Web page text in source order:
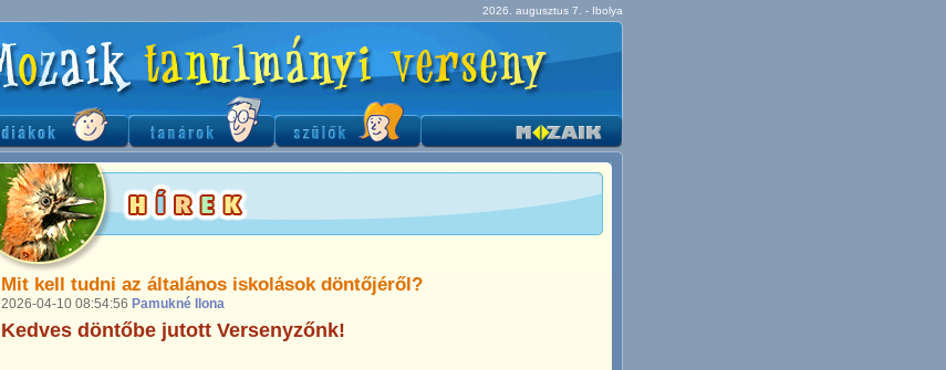
2026. augusztus 7. - Ibolya
Mit kell tudni az általános iskolások döntőjéről?
2026-04-10 08:54:56 Pamukné Ilona
Kedves döntőbe jutott Versenyzőnk!